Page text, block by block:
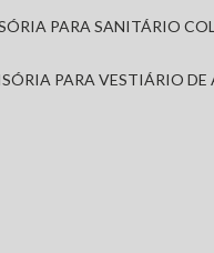
PARA SANITÁRIO
PARA VESTIÁRIO